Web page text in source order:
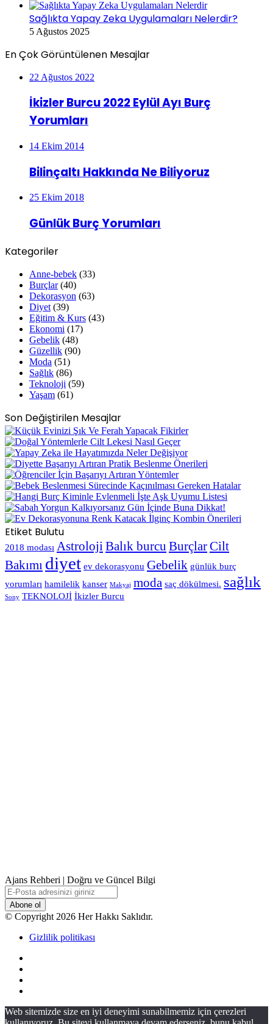
Sağlıkta Yapay Zeka Uygulamaları Nelerdir?
5 Ağustos 2025
En Çok Görüntülenen Mesajlar
22 Ağustos 2022
İkizler Burcu 2022 Eylül Ayı Burç
Yorumları
14 Ekim 2014
Bilinçaltı Hakkında Ne Biliyoruz
25 Ekim 2018
Günlük Burç Yorumları
Kategoriler
Anne-bebek (33)
Burçlar(40)
Dekorasyon (63)
Diyet (39)
Eğitim & Kurs (43)
Ekonomi (17)
Gebelik (48)
Güzellik (90)
Moda (51)
Sağlık (86)
Teknoloji (59)
Yaşam (61)
Son Değiştirilen Mesajlar
Etiket Bulutu
2018 modası Astroloji Balık burcu BurçlarCilt
Bakımı diyet ev dekorasyonu Gebelik günlük burç
yorumları hamilelik kanser Makyaj moda saç dökülmesi. sağlık
Sony TEKNOLOJİ İkizler Burcu
Ajans Rehberi | Doğru ve Güncel Bilgi
E-
Posta
adresinizi
giriniz
© Copyright 2026 Her Hakkı Saklıdır.
Gizlilik politikası
Başa
dön
Web sitemizde size en iyi deneyimi sunabilmemiz için çerezleri